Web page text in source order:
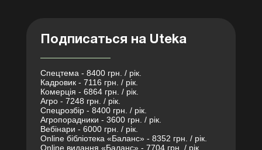
Подписаться на Uteka
Спецтема - 8400 грн. / рік.
Кадровик - 7116 грн. / рік.
Комерція - 6864 грн. / рік.
Агро - 7248 грн. / рік.
Спецрозбір - 8400 грн. / рік.
Агропорадники - 3600 грн. / рік.
Вебінари - 6000 грн. / рік.
Online бібліотека «Баланс» - 8352 грн. / рік.
Online видання «Баланс» - 7704 грн. / рік.